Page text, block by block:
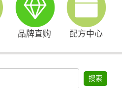
品牌直购 配方中心
搜索